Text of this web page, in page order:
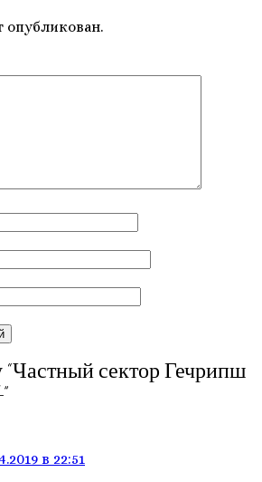
опубликован.
Частный сектор Гечрипш
”
в 22:51